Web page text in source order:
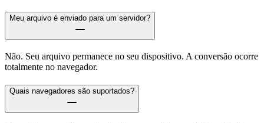
Meu arquivo é enviado para um servidor?
Não. Seu arquivo permanece no seu dispositivo. A conversão ocorre
totalmente no navegador.
Quais navegadores são suportados?